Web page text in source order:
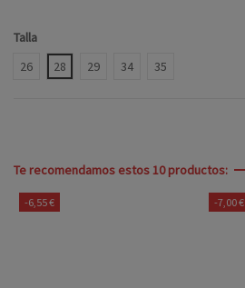
Talla
26
28 29 34 35
Te recomendamos estos 10 productos:
-6,55 € -7,00 €